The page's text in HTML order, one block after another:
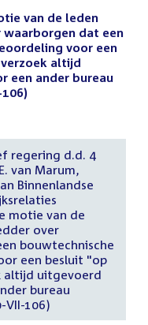
van de leden
waarborgen dat een
voor een
altijd
een ander bureau
regering d.d. 4
van Marum,
Binnenlandse
motie van de
over
bouwtechnische
een besluit "op
altijd uitgevoerd
bureau
VII-106)